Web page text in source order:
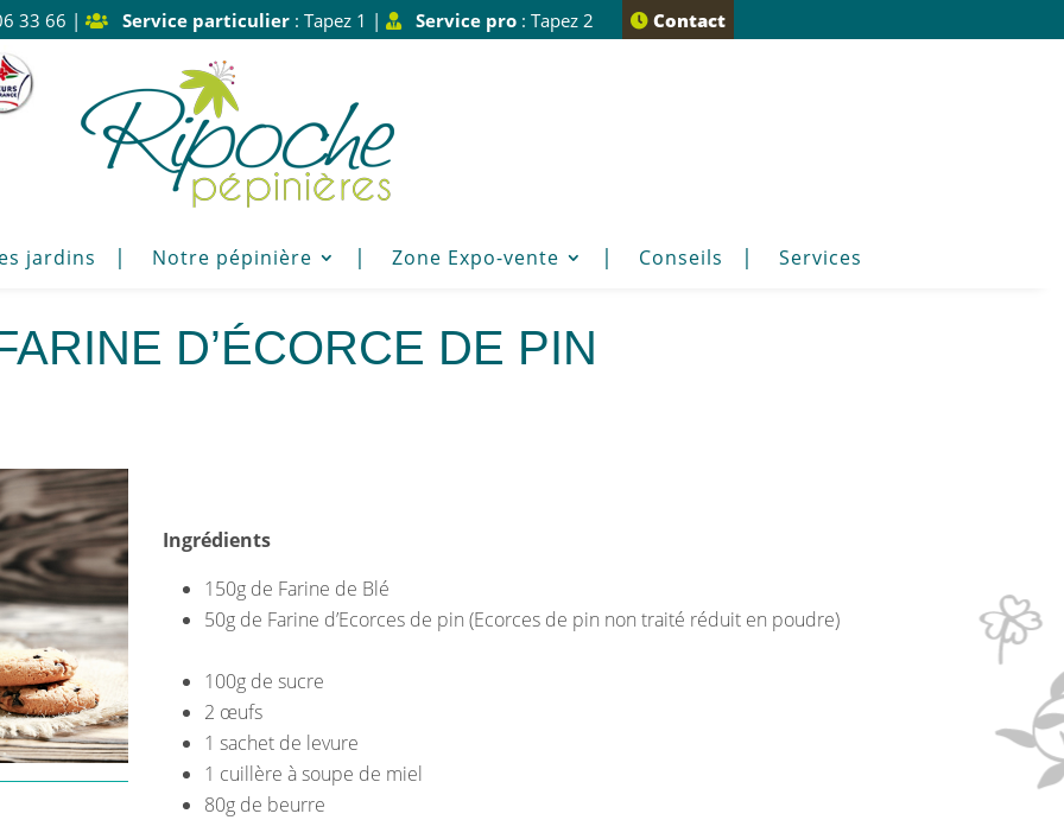
33 66 | Service particulier: Tapez 1 | Service pro: Tapez 2 Contact
jardins Notre pépinière Zone Expo-vente Conseils Services
d’écorce de pin
Ingrédients
150g de Farine de Blé
50g de Farine d’Ecorces de pin (Ecorces de pin non traité réduit en poudre)
100g de sucre
2 œufs
1 sachet de levure
1 cuillère à soupe de miel
80g de beurre